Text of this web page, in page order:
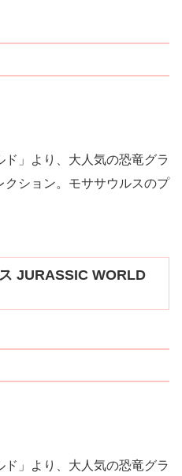
」より、大人気の恐竜グラ
ション。モササウルスのプ
JURASSIC WORLD
」より、大人気の恐竜グラ